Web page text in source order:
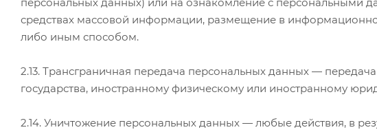
средствах массовой информации, размещение в
либо иным способом.
2.13. Трансграничная передача персональных данных —
государства, иностранному физическому или иностранному
2.14. Уничтожение персональных данных — любые действия, в